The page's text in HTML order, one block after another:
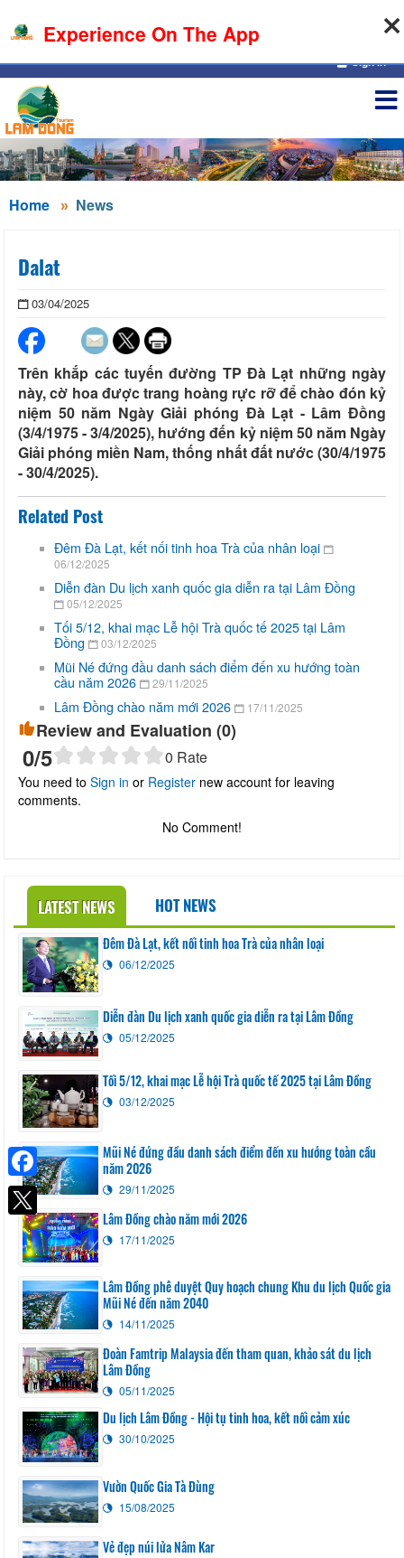
08-08-2026, 04:34:29
Sign in
Home News
Dalat
03/04/2025
Trên khắp các tuyến đường TP Đà Lạt những ngày
này, cờ hoa được trang hoàng rực rỡ để chào đón kỷ
niệm 50 năm Ngày Giải phóng Đà Lạt - Lâm Đồng
(3/4/1975 - 3/4/2025), hướng đến kỷ niệm 50 năm Ngày
Giải phóng miền Nam, thống nhất đất nước (30/4/1975
- 30/4/2025).
Related Post
Đêm Đà Lạt, kết nối tinh hoa Trà của nhân loại
06/12/2025
Diễn đàn Du lịch xanh quốc gia diễn ra tại Lâm Đồng
05/12/2025
Tối 5/12, khai mạc Lễ hội Trà quốc tế 2025 tại Lâm
Đồng
03/12/2025
Mũi Né đứng đầu danh sách điểm đến xu hướng toàn
cầu năm 2026
29/11/2025
Lâm Đồng chào năm mới 2026 17/11/2025
Review and Evaluation (0)
0/5 0 Rate
You need to Sign in or Register new account for leaving
comments.
No Comment!
LATEST NEWS HOT NEWS
Đêm Đà Lạt, kết nối tinh hoa Trà của nhân loại
06/12/2025
Diễn đàn Du lịch xanh quốc gia diễn ra tại Lâm Đồng
05/12/2025
Tối 5/12, khai mạc Lễ hội Trà quốc tế 2025 tại Lâm Đồng
03/12/2025
Mũi Né đứng đầu danh sách điểm đến xu hướng toàn cầu
năm 2026
29/11/2025
Lâm Đồng chào năm mới 2026
17/11/2025
Lâm Đồng phê duyệt Quy hoạch chung Khu du lịch Quốc gia
Mũi Né đến năm 2040
14/11/2025
Đoàn Famtrip Malaysia đến tham quan, khảo sát du lịch
Lâm Đồng
05/11/2025
Du lịch Lâm Đồng - Hội tụ tinh hoa, kết nối cảm xúc
30/10/2025
Vườn Quốc Gia Tà Đùng
15/08/2025
Vẻ đẹp núi lửa Nâm Kar
Experience On The App
Facebook